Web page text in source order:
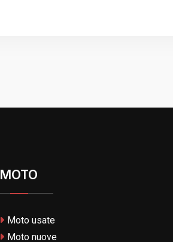
MOTO
Moto usate
Moto nuove